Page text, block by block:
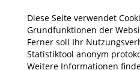
Diese Seite verwendet
Grundfunktionen der
Ferner soll Ihr
Statistiktool anonym
Weitere Informationen
Elektrotechnik
Gestaltung
Informatik und
Kunststofftechnik und
Maschinenbau